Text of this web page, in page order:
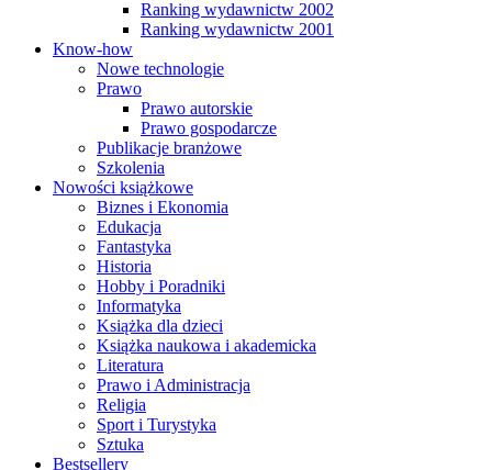
Ranking wydawnictw 2002
Ranking wydawnictw 2001
Know-how
Nowe technologie
Prawo
Prawo autorskie
Prawo gospodarcze
Publikacje branżowe
Szkolenia
Nowości książkowe
Biznes i Ekonomia
Edukacja
Fantastyka
Historia
Hobby i Poradniki
Informatyka
Książka dla dzieci
Książka naukowa i akademicka
Literatura
Prawo i Administracja
Religia
Sport i Turystyka
Sztuka
Bestsellery